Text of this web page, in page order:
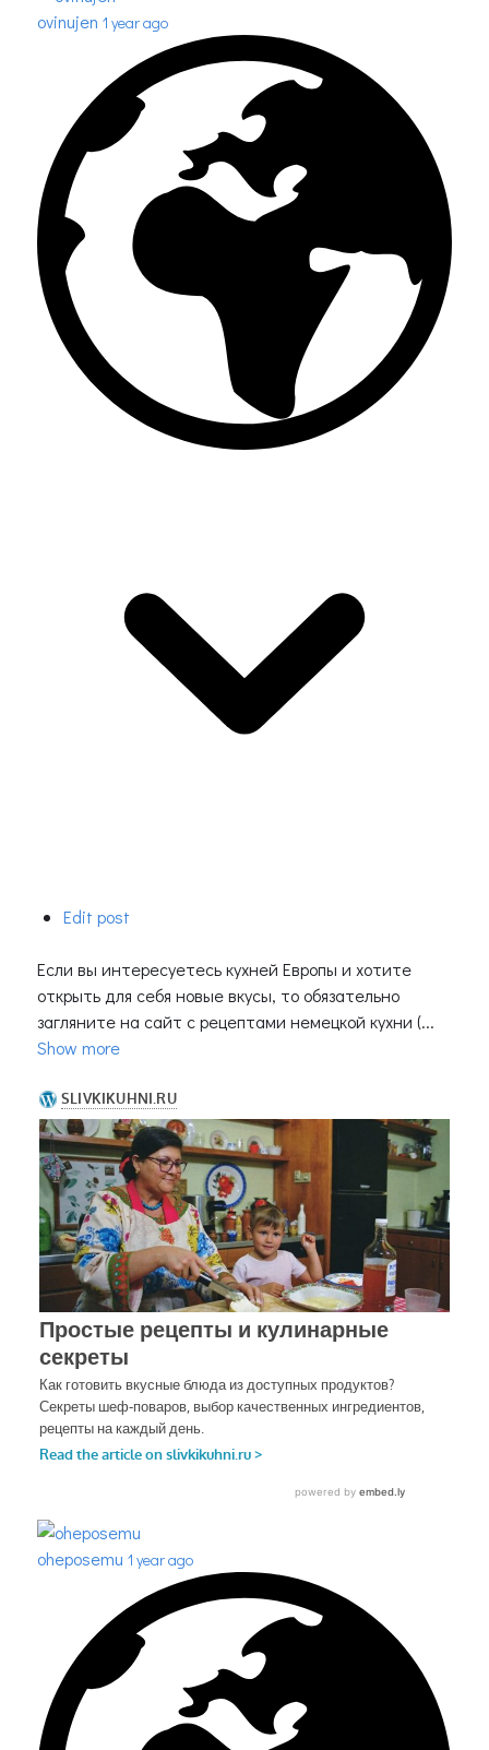
ovinujen 1 year ago
Edit post
Если вы интересуетесь кухней Европы и хотите
открыть для себя новые вкусы, то обязательно
загляните на сайт с рецептами немецкой кухни (...
Show more
oheposemu 1 year ago